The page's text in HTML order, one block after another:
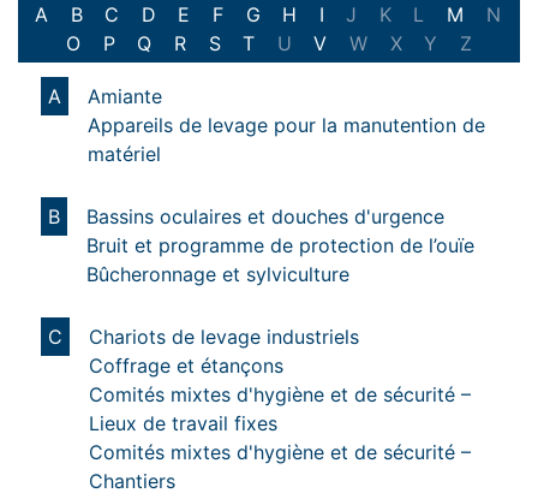
A B C D E F G H I J K L M
N
O
P Q R S T U V W X Y Z
A
Amiante
Appareils de levage pour la manutention de
matériel
B
Bassins oculaires et douches d'urgence
Bruit et programme de protection de l’ouïe
Bûcheronnage et sylviculture
C
Chariots de levage industriels
Coffrage et étançons
Comités mixtes d'hygiène et de sécurité –
Lieux de travail fixes
Comités mixtes d'hygiène et de sécurité –
Chantiers